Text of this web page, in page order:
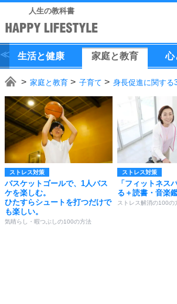
人生の教科書
生活と健康 家庭と教育 心
家庭と教育 子育て 身長促進に関する
ストレス対策
バスケットゴールで、1人バス
ケを楽しむ。
ひたすらシュートを打つだけで
も楽しい。
気晴らし・暇つぶしの100の方法
ストレス対策
「フィットネス
る＋読書・音楽
ストレス解消の100の